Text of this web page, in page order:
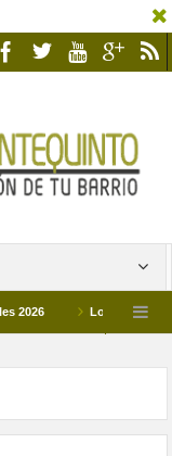
Los Campus de